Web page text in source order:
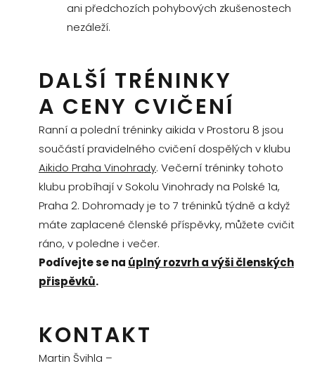
ani předchozích pohybových zkušenostech
nezáleží.
DALŠÍ TRÉNINKY
A CENY CVIČENÍ
Ranní a polední tréninky aikida v Prostoru 8 jsou
součástí pravidelného cvičení dospělých v klubu
Aikido Praha Vinohrady. Večerní tréninky tohoto
klubu probíhají v Sokolu Vinohrady na Polské 1a,
Praha 2. Dohromady je to 7 tréninků týdně a když
máte zaplacené členské příspěvky, můžete cvičit
ráno, v poledne i večer.
Podívejte se na úplný rozvrh a výši členských
přispěvků.
KONTAKT
Martin Švihla –